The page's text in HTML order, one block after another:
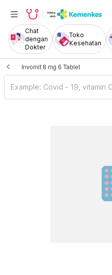
Chat
dengan
Dokter
Toko
Kesehatan
Invomit 8 mg 6 Tablet